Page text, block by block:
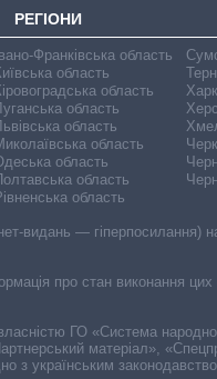
РЕГІОНИ
Франківська область
область
область
область
область
область
область
область
область
видань — гіперпосилання)
про стан виконання
ГО «Система
матеріал»,
з українським